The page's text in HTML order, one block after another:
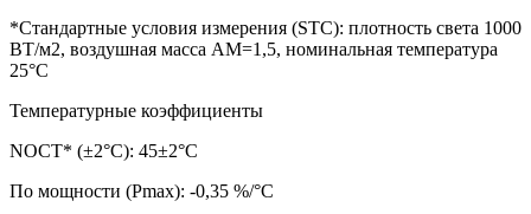
*Стандартные условия измерения (STC): плотность света 1000
ВТ/м2, воздушная масса АМ=1,5, номинальная температура
25°С
Температурные коэффициенты
NOCT* (±2°С): 45±2°С
По мощности (Pmax): -0,35 %/°С